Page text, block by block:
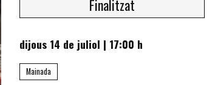
Finalitzat
dijous 14 de juliol | 17:00 h
Mainada